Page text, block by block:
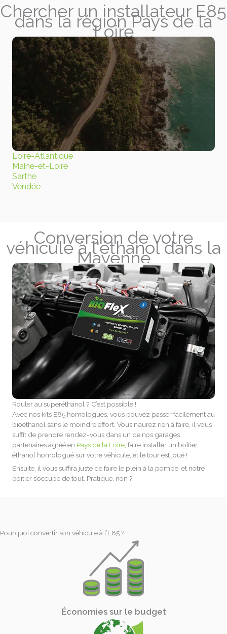
Chercher un installateur E85
dans la région Pays de la
Loire
Loire-Atlantique
Maine-et-Loire
Sarthe
Vendée
Conversion de votre
véhicule à l'éthanol dans la
Mayenne
Rouler au superéthanol ? C’est possible !
Avec nos kits E85 homologués, vous pouvez passer facilement au
bioéthanol sans le moindre effort. Vous n’aurez rien à faire, il vous
suffit de prendre rendez-vous dans un de nos garages
partenaires agréé en Pays de la Loire , faire installer un boîtier
éthanol homologué sur votre véhicule, et le tour est joué !
Ensuite, il vous suffira juste de faire le plein à la pompe, et notre
boîtier s’occupe de tout. Pratique, non ?
Pourquoi convertir son véhicule à l’E85 ?
Économies sur le budget